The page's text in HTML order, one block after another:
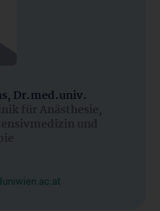
Dr.med.univ.
für Anästhesie,
und